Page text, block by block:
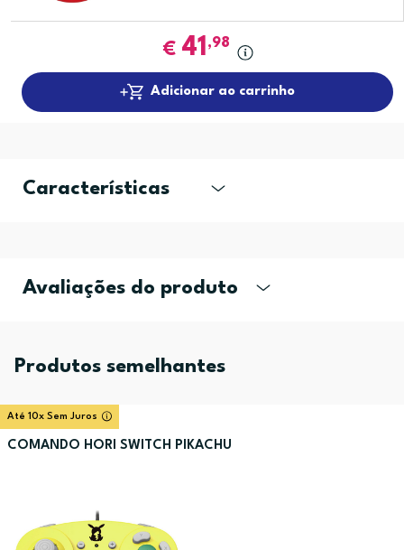
€ 41 ,98
Adicionar ao carrinho
Características
Avaliações do produto
Produtos semelhantes
Até 10x Sem Juros
COMANDO HORI SWITCH PIKACHU